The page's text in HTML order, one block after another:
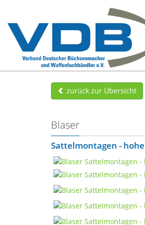
zurück zur Übersicht
Blaser
Sattelmontagen -